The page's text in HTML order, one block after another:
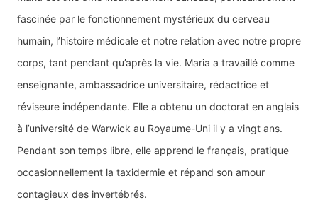
fascinée par le fonctionnement mystérieux du cerveau
humain, l’histoire médicale et notre relation avec notre propre
corps, tant pendant qu’après la vie. Maria a travaillé comme
enseignante, ambassadrice universitaire, rédactrice et
réviseure indépendante. Elle a obtenu un doctorat en anglais
à l’université de Warwick au Royaume-Uni il y a vingt ans.
Pendant son temps libre, elle apprend le français, pratique
occasionnellement la taxidermie et répand son amour
contagieux des invertébrés.